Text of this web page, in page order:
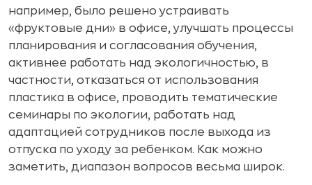
например, было решено устраивать
«фруктовые дни» в офисе, улучшать процессы
планирования и согласования обучения,
активнее работать над экологичностью, в
частности, отказаться от использования
пластика в офисе, проводить тематические
семинары по экологии, работать над
адаптацией сотрудников после выхода из
отпуска по уходу за ребенком. Как можно
заметить, диапазон вопросов весьма широк.